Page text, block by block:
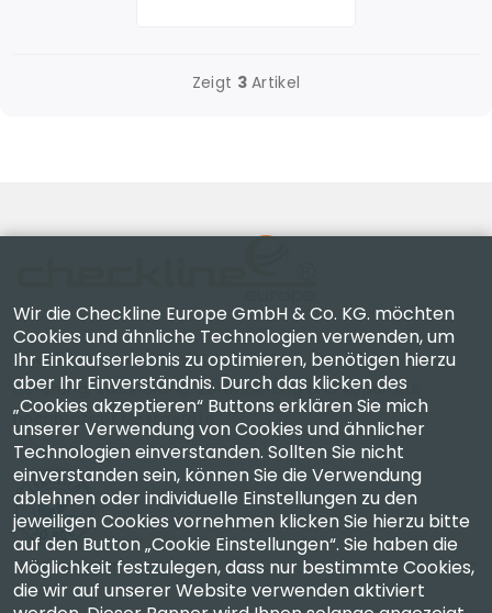
Zeigt 3Artikel
Checkline Europe GmbH & Co. KG. — Spezialisten für
Lieferung, Kalibrierung, Zertifizierung und Reparatur
hochpräziser Messgeräte.
Unternehmen
Wir die Checkline Europe GmbH & Co. KG. möchten
Cookies und ähnliche Technologien verwenden, um
Ihr Einkaufserlebnis zu optimieren, benötigen hierzu
aber Ihr Einverständnis. Durch das klicken des
„Cookies akzeptieren“ Buttons erklären Sie mich
unserer Verwendung von Cookies und ähnlicher
Technologien einverstanden. Sollten Sie nicht
einverstanden sein, können Sie die Verwendung
ablehnen oder individuelle Einstellungen zu den
jeweiligen Cookies vornehmen klicken Sie hierzu bitte
auf den Button „Cookie Einstellungen“. Sie haben die
Möglichkeit festzulegen, dass nur bestimmte Cookies,
die wir auf unserer Website verwenden aktiviert